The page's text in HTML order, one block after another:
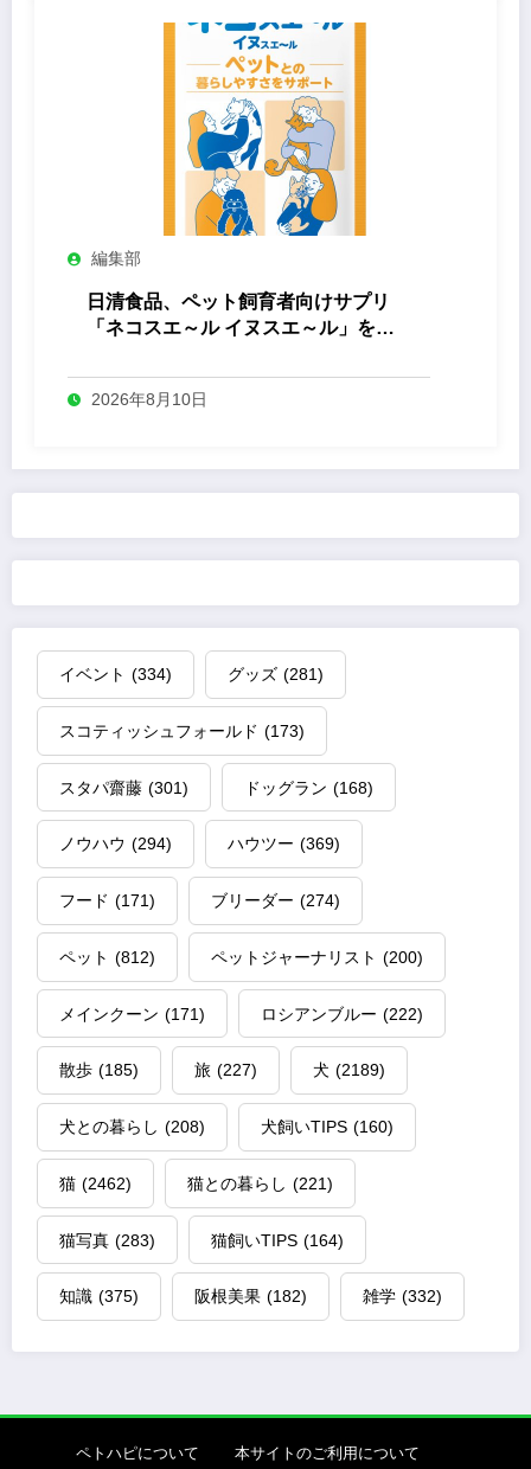
編集部
日清食品、ペット飼育者向けサプリ
「ネコスエ～ル イヌスエ～ル」を発
2026年8月10日
イベント (334) グッズ (281)
スコティッシュフォールド (173)
スタパ齋藤 (301) ドッグラン (168)
ノウハウ (294) ハウツー (369)
フード (171) ブリーダー (274)
ペット (812) ペットジャーナリスト (200)
メインクーン (171) ロシアンブルー (222)
散歩 (185) 旅 (227) 犬 (2189)
犬との暮らし (208) 犬飼いTIPS (160)
猫 (2462) 猫との暮らし (221)
猫写真 (283) 猫飼いTIPS (164)
知識 (375) 阪根美果 (182) 雑学 (332)
ペトハピについて 本サイトのご利用について